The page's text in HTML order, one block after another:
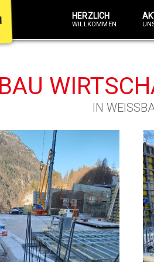
HERZLICH
WILLKOMMEN
IN